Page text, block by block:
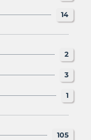
14
2
3
1
105